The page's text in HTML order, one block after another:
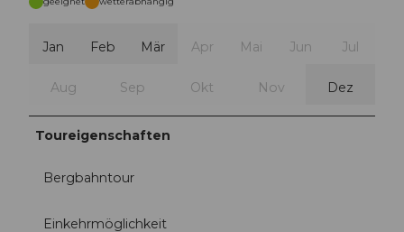
Jan Feb Mär Apr Mai Jun Jul
Aug Sep Okt Nov Dez
Toureigenschaften
Bergbahntour
Einkehrmöglichkeit